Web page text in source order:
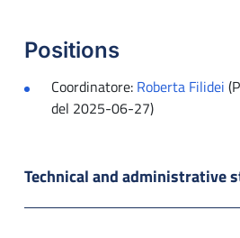
Positions
Coordinatore: Roberta Filidei
del 2025-06-27)
Technical and administrative